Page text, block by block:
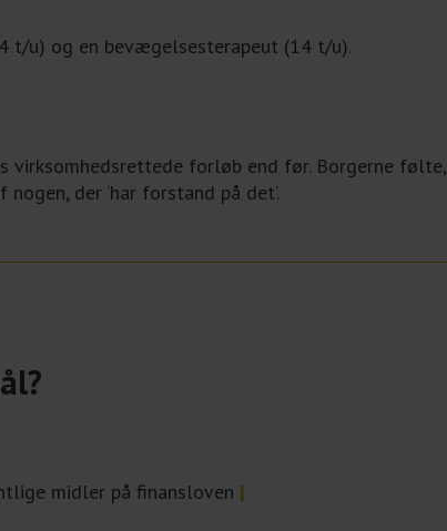
t/u) og en bevægelsesterapeut (14 t/u).
virksomhedsrettede forløb end før. Borgerne følte,
der ‘har forstand på det’.
midler på finansloven |